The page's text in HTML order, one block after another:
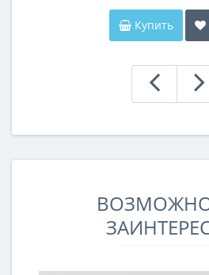
Купить